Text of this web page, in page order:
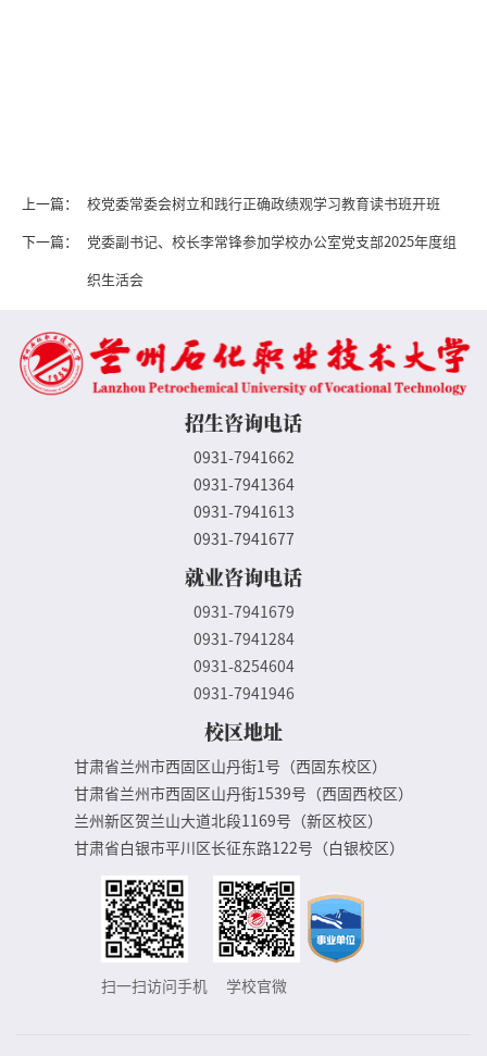
上一篇： 校党委常委会树立和践行正确政绩观学习教育读书班开班
下一篇： 党委副书记、校长李常锋参加学校办公室党支部2025年度组
织生活会
招生咨询电话
0931-7941662
0931-7941364
0931-7941613
0931-7941677
就业咨询电话
0931-7941679
0931-7941284
0931-8254604
0931-7941946
校区地址
甘肃省兰州市西固区山丹街1号（西固东校区）
甘肃省兰州市西固区山丹街1539号（西固西校区）
兰州新区贺兰山大道北段1169号（新区校区）
甘肃省白银市平川区长征东路122号（白银校区）
扫一扫访问手机 学校官微